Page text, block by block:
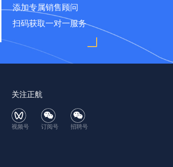
添加专属销售顾问
扫码获取一对一服务
关注正航
视频号 订阅号 招聘号